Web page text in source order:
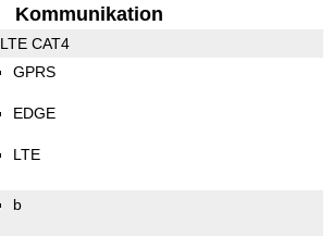
Kommunikation
LTE CAT4
GPRS
EDGE
LTE
b